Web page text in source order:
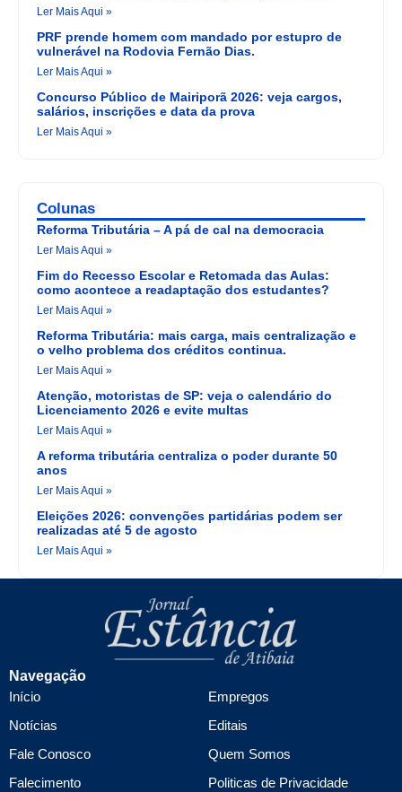
Ler Mais Aqui »
PRF prende homem com mandado por estupro de
vulnerável na Rodovia Fernão Dias.
Ler Mais Aqui »
Concurso Público de Mairiporã 2026: veja cargos,
salários, inscrições e data da prova
Ler Mais Aqui »
Colunas
Reforma Tributária – A pá de cal na democracia
Ler Mais Aqui »
Fim do Recesso Escolar e Retomada das Aulas:
como acontece a readaptação dos estudantes?
Ler Mais Aqui »
Reforma Tributária: mais carga, mais centralização e
o velho problema dos créditos continua.
Ler Mais Aqui »
Atenção, motoristas de SP: veja o calendário do
Licenciamento 2026 e evite multas
Ler Mais Aqui »
A reforma tributária centraliza o poder durante 50
anos
Ler Mais Aqui »
Eleições 2026: convenções partidárias podem ser
realizadas até 5 de agosto
Ler Mais Aqui »
Navegação
Início
Notícias
Fale Conosco
Falecimento
Empregos
Editais
Quem Somos
Politicas de Privacidade